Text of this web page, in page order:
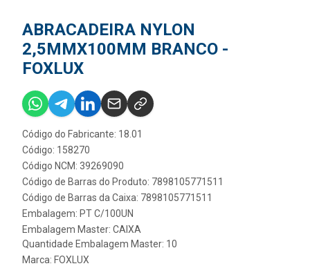
ABRACADEIRA NYLON
2,5MMX100MM BRANCO -
FOXLUX
Código do Fabricante: 18.01
Código: 158270
Código NCM: 39269090
Código de Barras do Produto: 7898105771511
Código de Barras da Caixa: 7898105771511
Embalagem: PT C/100UN
Embalagem Master: CAIXA
Quantidade Embalagem Master: 10
Marca: FOXLUX